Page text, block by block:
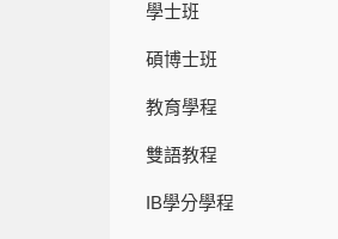
學士班
碩博士班
教育學程
雙語教程
IB學分學程